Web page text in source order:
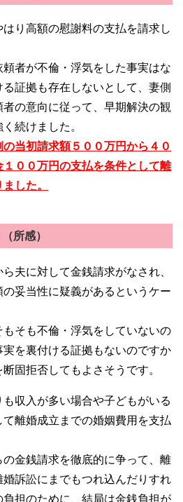
り高額の慰謝料の支払を請求し
者が不倫・浮気をした事実はな
証拠も存在しないとして、妻側
の意向に従って、早期解決の観
続けました。
当初請求額５００万円から４０
００万円の支払を条件として離
した。
所感）
夫に対して金銭請求がなされ、
妥当性に疑義があるというケー
そも不倫・浮気をしていないの
を裏付ける証拠もないのですか
固拒否してもよさそうです。
収入が多い場合や子どもがいる
離婚成立までの婚姻費用を支払
金銭請求を徹底的に争って、離
訴訟にまでもつれ込んだりすれ
担のために、結局は金銭負担が